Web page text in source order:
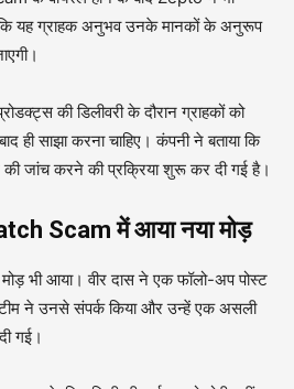
कि यह ग्राहक अनुभव उनके मानकों के अनुरूप
की डिलीवरी के दौरान ग्राहकों को
साझा करना चाहिए। कंपनी ने बताया कि
जांच करने की प्रक्रिया शुरू कर दी गई है।
Scam में आया नया मोड़
भी आया। वीर दास ने एक फॉलो-अप पोस्ट
ने उनसे संपर्क किया और उन्हें एक असली
गई।